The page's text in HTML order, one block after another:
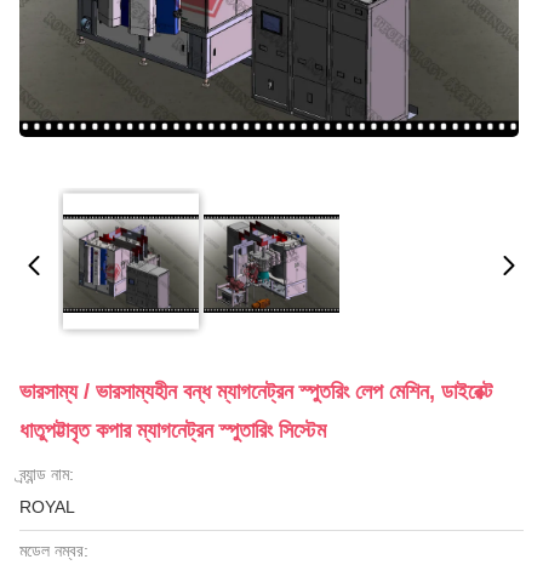
ভারসাম্য / ভারসাম্যহীন বন্ধ ম্যাগনেট্রন স্পুতরিং লেপ মেশিন, ডাইরেক্ট
ধাতুপট্টাবৃত কপার ম্যাগনেট্রন স্পুতারিং সিস্টেম
ব্র্যান্ড নাম:
ROYAL
মডেল নম্বর: